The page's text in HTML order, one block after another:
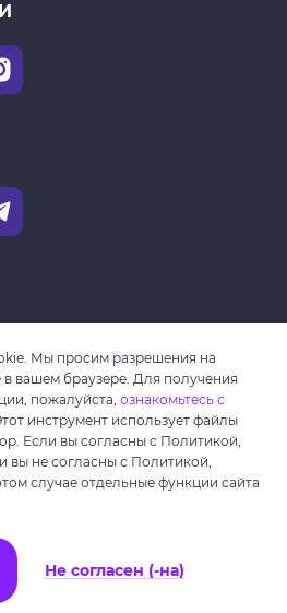
ByteLixir.
Мы просим разрешения на
вашем браузере. Для получения
пожалуйста, ознакомьтесь с
инструмент использует файлы
Если вы согласны с Политикой,
вы не согласны с Политикой,
случае отдельные функции сайта
Не согласен (-на)